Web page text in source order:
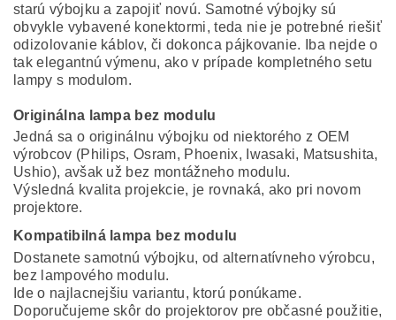
starú výbojku a zapojiť novú. Samotné výbojky sú
obvykle vybavené konektormi, teda nie je potrebné riešiť
odizolovanie káblov, či dokonca pájkovanie. Iba nejde o
tak elegantnú výmenu, ako v prípade kompletného setu
lampy s modulom.
Originálna lampa bez modulu
Jedná sa o originálnu výbojku od niektorého z OEM
výrobcov (Philips, Osram, Phoenix, Iwasaki, Matsushita,
Ushio), avšak už bez montážneho modulu.
Výsledná kvalita projekcie, je rovnaká, ako pri novom
projektore.
Kompatibilná lampa bez modulu
Dostanete samotnú výbojku, od alternatívneho výrobcu,
bez lampového modulu.
Ide o najlacnejšiu variantu, ktorú ponúkame.
Doporučujeme skôr do projektorov pre občasné použitie,